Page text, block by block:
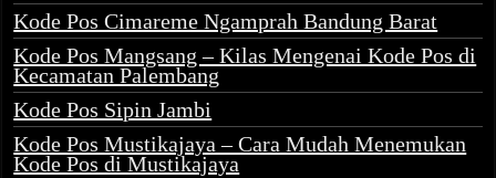
Kode Pos Cimareme Ngamprah Bandung Barat
Kode Pos Mangsang – Kilas Mengenai Kode Pos di
Kecamatan Palembang
Kode Pos Sipin Jambi
Kode Pos Mustikajaya – Cara Mudah Menemukan
Kode Pos di Mustikajaya